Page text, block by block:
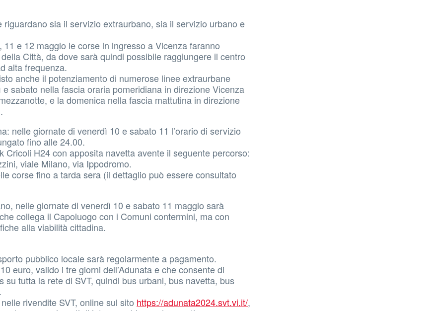
sia il servizio extraurbano, sia il servizio urbano e
e 12 maggio le corse in ingresso a Vicenza faranno
Città, da dove sarà quindi possibile raggiungere il centro
alta frequenza.
anche il potenziamento di numerose linee extraurbane
sabato nella fascia oraria pomeridiana in direzione Vicenza
e la domenica nella fascia mattutina in direzione
nelle giornate di venerdì 10 e sabato 11 l’orario di servizio
fino alle 24.00.
H24 con apposita navetta avente il seguente percorso:
viale Milano, via Ippodromo.
corse fino a tarda sera (il dettaglio può essere consultato
nelle giornate di venerdì 10 e sabato 11 maggio sarà
collega il Capoluogo con i Comuni contermini, ma con
alla viabilità cittadina.
pubblico locale sarà regolarmente a pagamento.
euro, valido i tre giorni dell’Adunata e che consente di
tutta la rete di SVT, quindi bus urbani, bus navetta, bus
rivendite SVT, online sul sito https://adunata2024.svt.vi.it/,